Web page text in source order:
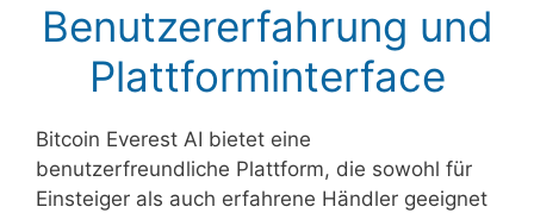
Benutzererfahrung und
Plattforminterface
Bitcoin Everest AI bietet eine
benutzerfreundliche Plattform, die sowohl für
Einsteiger als auch erfahrene Händler geeignet